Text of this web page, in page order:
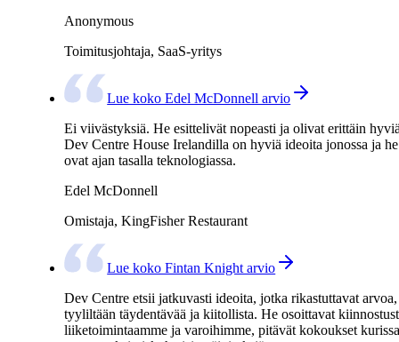
Anonymous
Toimitusjohtaja, SaaS-yritys
Lue koko Edel McDonnell arvio
Ei viivästyksiä. He esittelivät nopeasti ja olivat erittäin
Dev Centre House Irelandilla on hyviä ideoita jonossa ja he
ovat ajan tasalla teknologiassa.
Edel McDonnell
Omistaja, KingFisher Restaurant
Lue koko Fintan Knight arvio
Dev Centre etsii jatkuvasti ideoita, jotka rikastuttavat arvoa,
tyyliltään täydentävää ja kiitollista. He osoittavat
liiketoimintaamme ja varoihimme, pitävät kokoukset